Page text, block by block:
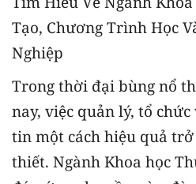
Tạo, Chương Trình Học
Nghiệp
Trong thời đại bùng nổ
nay, việc quản lý, tổ
tin một cách hiệu quả
thiết. Ngành Khoa học